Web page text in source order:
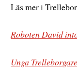
Läs mer i
Roboten David
Unga